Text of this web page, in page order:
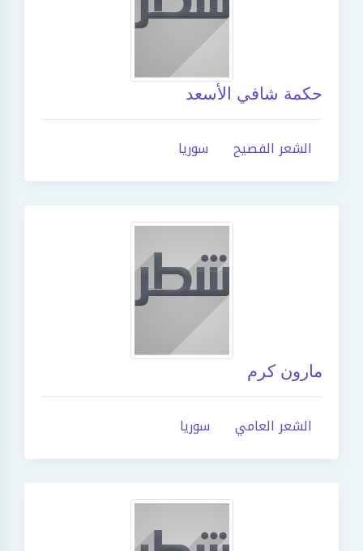
حكمة شافي الأسعد
الشعر الفصيح سوريا
مارون كرم
الشعر العامي سوريا